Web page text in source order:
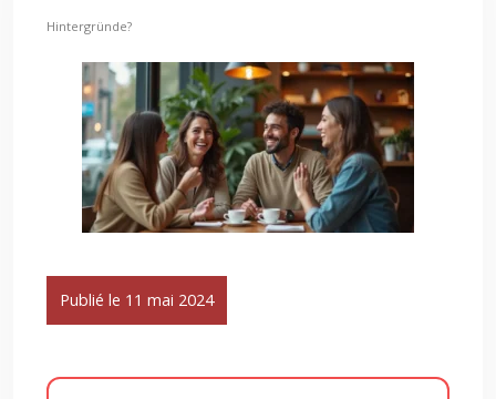
Hintergründe?
Publié le 11 mai 2024